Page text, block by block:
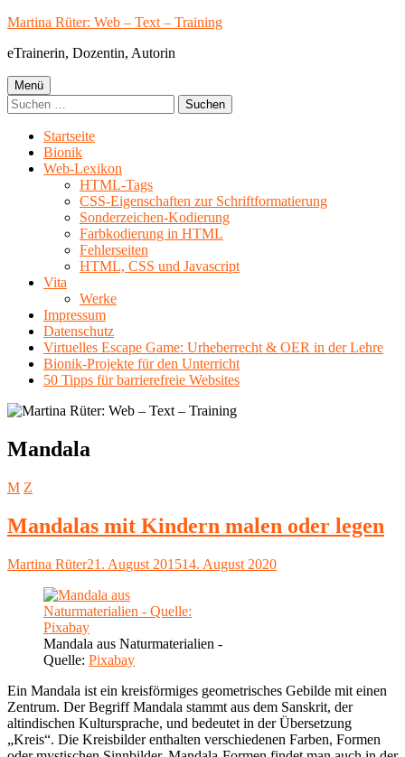
Springe
Inhalt
Martina Rüter: Web – Text – Training
eTrainerin, Dozentin, Autorin
Primäres
Menü
Menü
Suchen
nach:
Startseite
Bionik
Web-Lexikon
HTML-Tags
CSS-Eigenschaften zur Schriftformatierung
Sonderzeichen-Kodierung
Farbkodierung in HTML
Fehlerseiten
HTML, CSS und Javascript
Vita
Werke
Impressum
Datenschutz
Virtuelles Escape Game: Urheberrecht & OER in der Lehre
Bionik-Projekte für den Unterricht
50 Tipps für barrierefreie Websites
Schlagwort:
Mandala
M Z
Mandalas mit Kindern malen oder legen
Autor
Martina RüterVeröffentlicht
21. August 201514. August 2020
Mandala aus Naturmaterialien -
Quelle: Pixabay
Ein Mandala ist ein kreisförmiges geometrisches Gebilde mit einen
Zentrum. Der Begriff Mandala stammt aus dem Sanskrit, der
altindischen Kultursprache, und bedeutet in der Übersetzung
„Kreis“. Die Kreisbilder enthalten verschiedenen Farben, Formen